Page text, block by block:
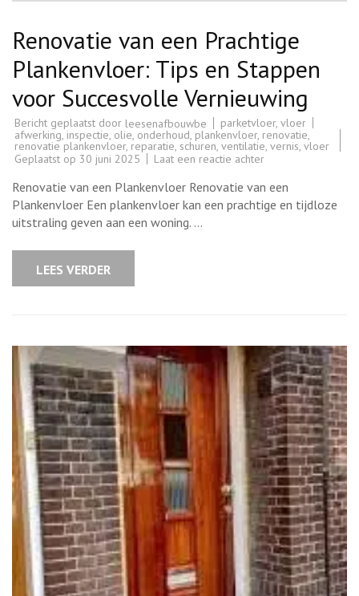
Renovatie van een Prachtige
Plankenvloer: Tips en Stappen
voor Succesvolle Vernieuwing
Bericht geplaatst door leesenafbouwbe parketvloer, vloer
afwerking, inspectie, olie, onderhoud, plankenvloer, renovatie,
renovatie plankenvloer, reparatie, schuren, ventilatie, vernis, vloer
Geplaatst op 30 juni 2025 Laat een reactie achterop
een
Prachtige
Plankenvloer:
Renovatie van een Plankenvloer Renovatie van een
Plankenvloer Een plankenvloer kan een prachtige en tijdloze
uitstraling geven aan een woning. …
LEES VERDER